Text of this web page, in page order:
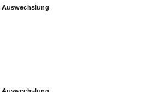
Auswechslung